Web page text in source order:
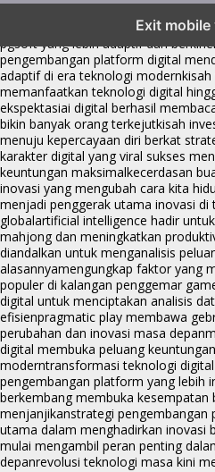
Exit mobile
menghadirkan inovasi berkualitasai
pgsoft yang lebih adaptif dan
pengembangan platform digital
adaptif di era teknologi modernkisah
memanfaatkan teknologi digital
ekspektasiai digital berhasil
bikin banyak orang terkejutkisah
menuju kepercayaan diri berkat
karakter digital yang viral sukses
keuntungan maksimalkecerdasan
inovasi yang mengubah cara kita
menjadi penggerak utama inovasi
globalartificial intelligence hadir
mahjong dan meningkatkan
diandalkan untuk menganalisis
alasannyamengungkap faktor yang
populer di kalangan penggemar
digital untuk menciptakan analisis
efisienpragmatic play membawa
perubahan dan inovasi masa depan
digital membuka peluang
moderntransformasi teknologi
pengembangan platform yang lebih
berkembang membuka kesempatan
menjanjikanstrategi pengembangan
utama dalam menghadirkan inovasi
mulai mengambil peran penting
depanrevolusi teknologi masa kini